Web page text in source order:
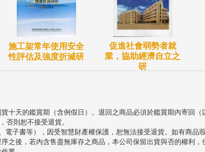
施工架常年使用安全
性評估及強度折減研
促進社會弱勢者就
業，協助經濟自立之
研
十天的鑑賞期（含例假日）。退回之商品必須於鑑賞期內寄回
否則恕不接受退貨。
電子書等），因受智慧財產權保護，恕無法接受退貨。如有商品
之後，若內含售盡無庫存之商品，本公司保留出貨與否的權利